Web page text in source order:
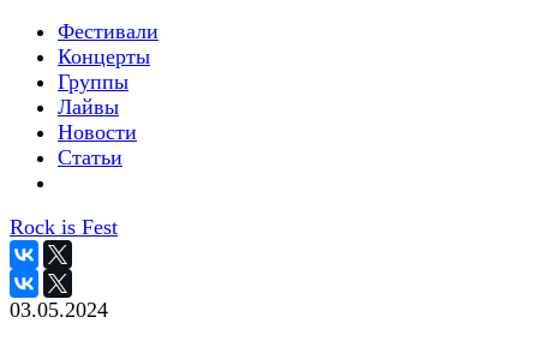
Фестивали
Концерты
Группы
Лайвы
Новости
Статьи
Rock is Fest
03.05.2024